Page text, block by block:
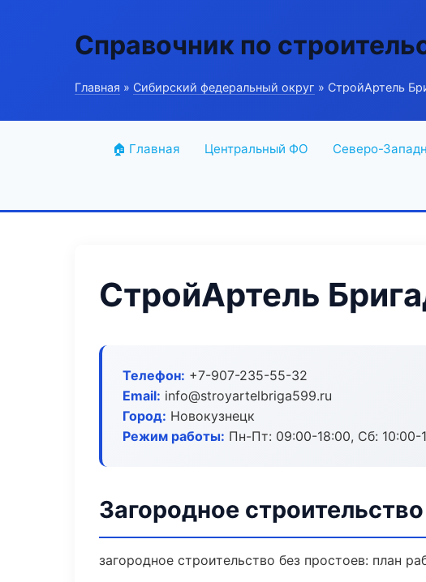
Справочник по
Главная » Сибирский федеральный округ » СтройАртель
🏠 Главная Центральный ФО Северо-
СтройАртель
Телефон: +7-907-235-55-32
Email: info@stroyartelbriga599.ru
Город: Новокузнецк
Режим работы: Пн-Пт: 09:00-18:00, Сб: 10:00-
Загородное
загородное строительство без простоев: план